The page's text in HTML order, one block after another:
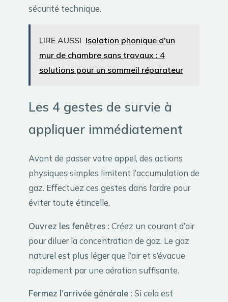
sécurité technique.
LIRE AUSSI Isolation phonique d'un
mur de chambre sans travaux : 4
solutions pour un sommeil réparateur
Les 4 gestes de survie à
appliquer immédiatement
Avant de passer votre appel, des actions
physiques simples limitent l’accumulation de
gaz. Effectuez ces gestes dans l’ordre pour
éviter toute étincelle.
Ouvrez les fenêtres : Créez un courant d’air
pour diluer la concentration de gaz. Le gaz
naturel est plus léger que l’air et s’évacue
rapidement par une aération suffisante.
Fermez l’arrivée générale : Si cela est